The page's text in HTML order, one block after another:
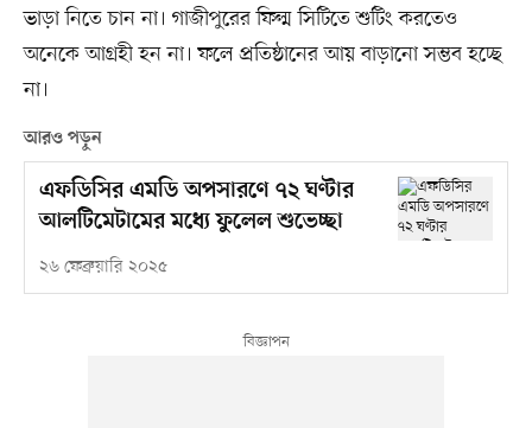
ভাড়া নিতে চান না। গাজীপুরের ফিল্ম সিটিতে শুটিং করতেও
অনেকে আগ্রহী হন না। ফলে প্রতিষ্ঠানের আয় বাড়ানো সম্ভব হচ্ছে
না।
আরও পড়ুন
এফডিসির এমডি অপসারণে ৭২ ঘণ্টার
আলটিমেটামের মধ্যে ফুলেল শুভেচ্ছা
২৬ ফেব্রুয়ারি ২০২৫